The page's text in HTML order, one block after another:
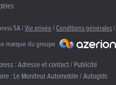
SA | Vie privée | Conditions générales |
marque du groupe
:Adresse et contact / Publicité
:Le Moniteur Automobile / Autogids